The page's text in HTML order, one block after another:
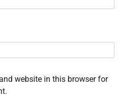
website in this browser for